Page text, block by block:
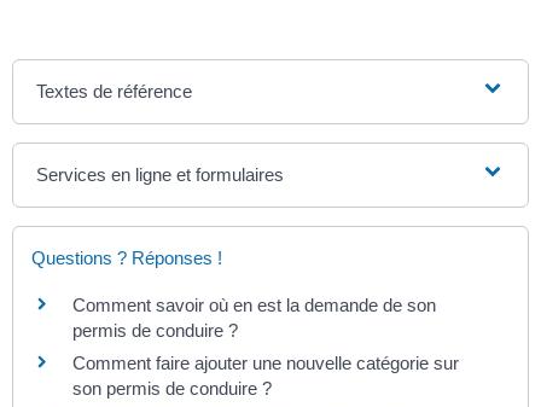
Textes de référence
Services en ligne et formulaires
Questions ? Réponses !
Comment savoir où en est la demande de son
permis de conduire ?
Comment faire ajouter une nouvelle catégorie sur
son permis de conduire ?